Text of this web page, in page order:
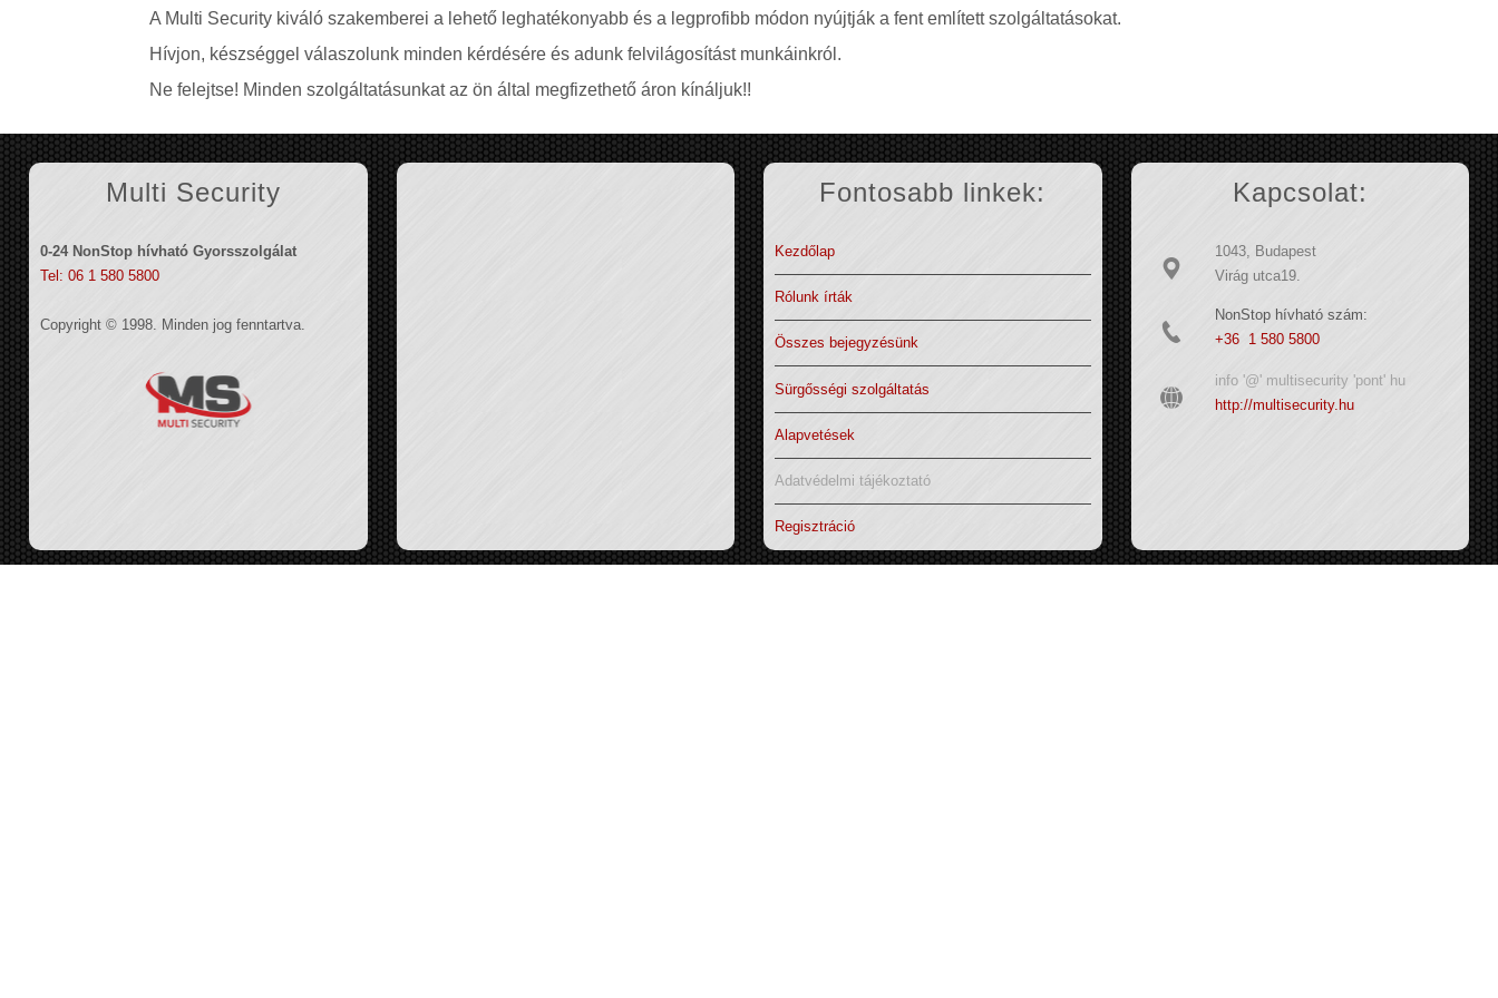
A Multi Security kiváló szakemberei a lehető leghatékonyabb és a legprofibb módon nyújtják a fent említett szolgáltatásokat.
Hívjon, készséggel válaszolunk minden kérdésére és adunk felvilágosítást munkáinkról.
Ne felejtse! Minden szolgáltatásunkat az ön által megfizethető áron kínáljuk!!
Multi Security
0-24 NonStop hívható Gyorsszolgálat
Tel: 06 1 580 5800
Copyright © 1998. Minden jog fenntartva.
Fontosabb linkek:
Kezdőlap
Rólunk írták
Összes bejegyzésünk
Sürgősségi szolgáltatás
Alapvetések
Adatvédelmi tájékoztató
Regisztráció
Kapcsolat:
1043, Budapest
Virág utca19.
NonStop hívható szám:
+36 1 580 5800
info '@' multisecurity 'pont' hu
http://multisecurity.hu